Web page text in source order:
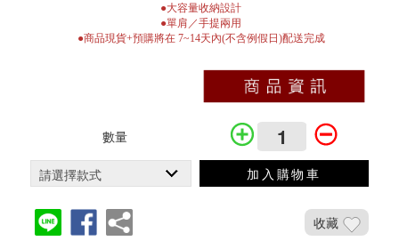
●大容量收納設計
●單肩／手提兩用
●商品現貨+預購將在 7~14天內(不含例假日)配送完成
數量
加入購物車
收藏